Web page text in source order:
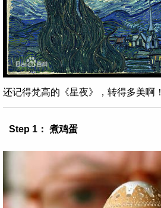
还记得梵高的《星夜》，转得多美啊！
Step 1： 煮鸡蛋